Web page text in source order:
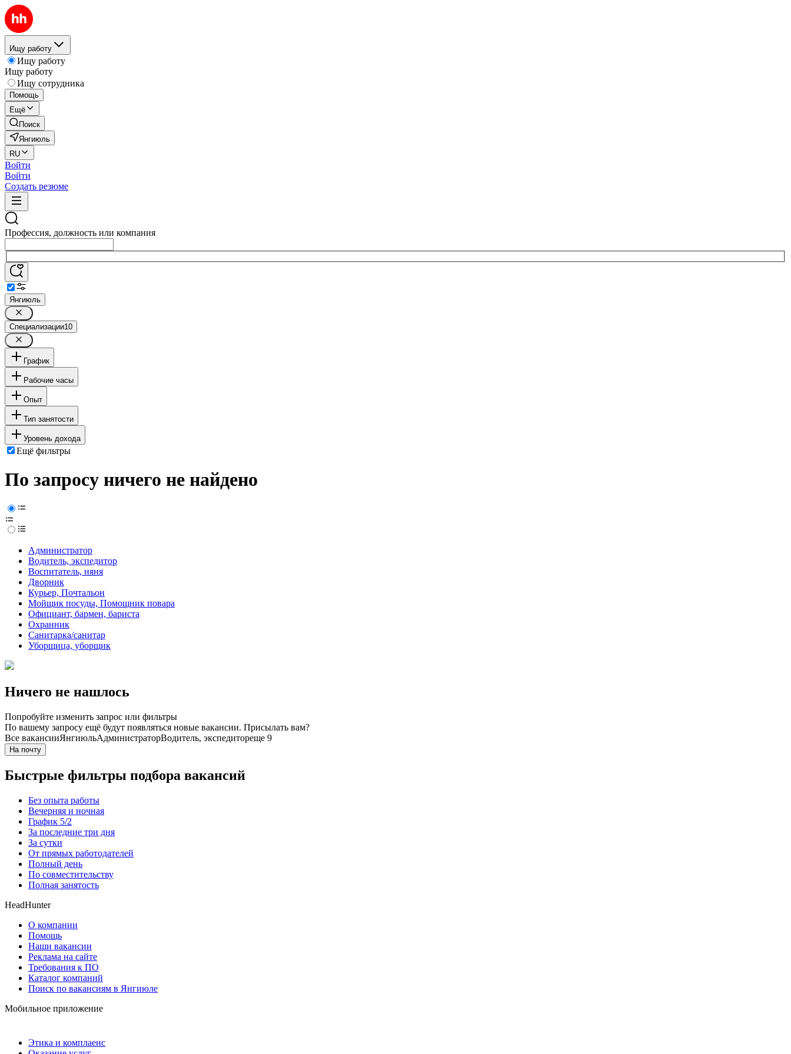
Ищу работу
Ищу работу
Ищу работу
Ищу сотрудника
Помощь
Ещё
Поиск
Янгиюль
RU
Войти
Войти
Создать резюме
Профессия, должность или компания
Янгиюль
Специализации10
График
Рабочие часы
Опыт
Тип занятости
Уровень дохода
Ещё фильтры
По запросу ничего не найдено
Администратор
Водитель, экспедитор
Воспитатель, няня
Дворник
Курьер, Почтальон
Мойщик посуды, Помощник повара
Официант, бармен, бариста
Охранник
Санитарка/санитар
Уборщица, уборщик
Ничего не нашлось
Попробуйте изменить запрос или фильтры
По вашему запросу ещё будут появляться новые вакансии. Присылать вам?
Все вакансииЯнгиюльАдминистраторВодитель, экспедитореще 9
На почту
Быстрые фильтры подбора вакансий
Без опыта работы
Вечерняя и ночная
График 5/2
За последние три дня
За сутки
От прямых работодателей
Полный день
По совместительству
Полная занятость
HeadHunter
О компании
Помощь
Наши вакансии
Реклама на сайте
Требования к ПО
Каталог компаний
Поиск по вакансиям в Янгиюле
Мобильное приложение
Этика и комплаенс